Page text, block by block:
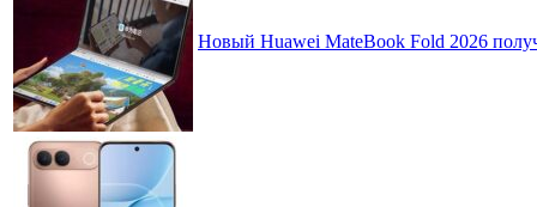
Новый Huawei MateBook Fold 2026